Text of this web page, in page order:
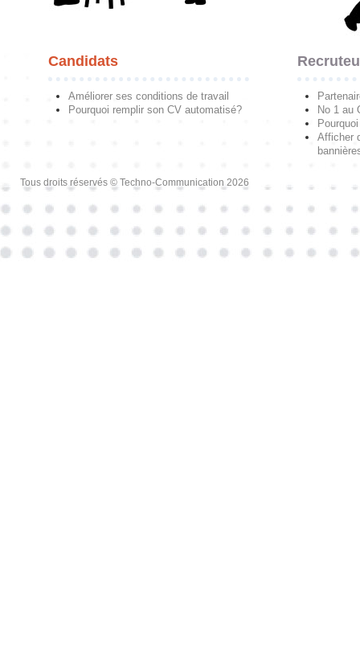
Candidats
Améliorer ses conditions de travail
Pourquoi remplir son CV automatisé?
No 1 au
Afficher
Tous droits réservés © Techno-Communication 2026